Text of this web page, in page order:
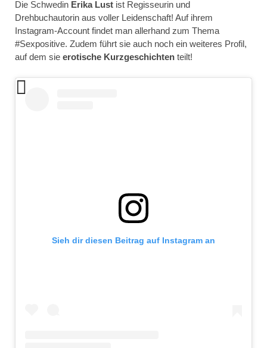
Die Schwedin Erika Lust ist Regisseurin und
Drehbuchautorin aus voller Leidenschaft! Auf ihrem
Instagram-Account findet man allerhand zum Thema
#Sexpositive. Zudem führt sie auch noch ein weiteres Profil,
auf dem sie erotische Kurzgeschichten teilt!
Sieh dir diesen Beitrag auf Instagram an